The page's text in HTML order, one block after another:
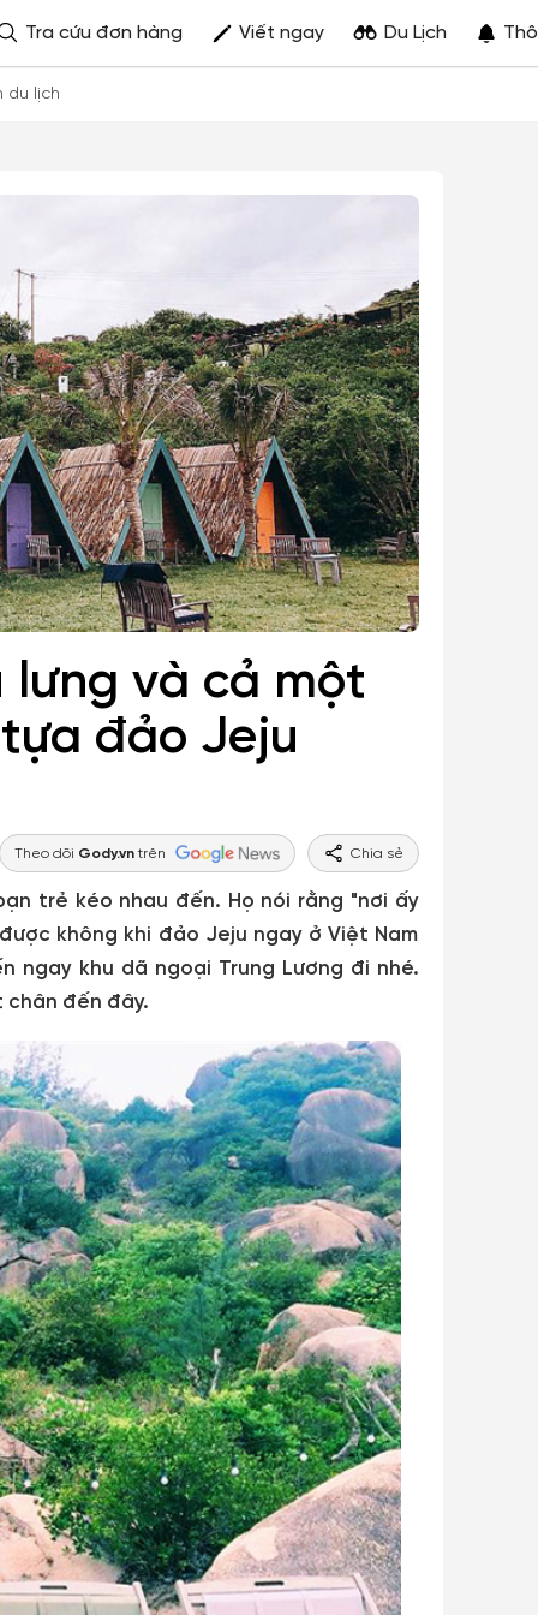
Tra cứu đơn hàng Viết ngay Du Lịch
du lịch
lưng và cả một
đảo Jeju
Theo dõi Gody.vntrên Chia sẻ
trẻ kéo nhau đến. Họ nói rằng "nơi ấy
không khi đảo Jeju ngay ở Việt Nam
ngay khu dã ngoại Trung Lương đi nhé.
chân đến đây.